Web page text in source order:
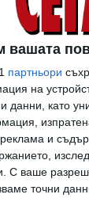
вашата
партньори
на
данни, като
и
С ваше
точни